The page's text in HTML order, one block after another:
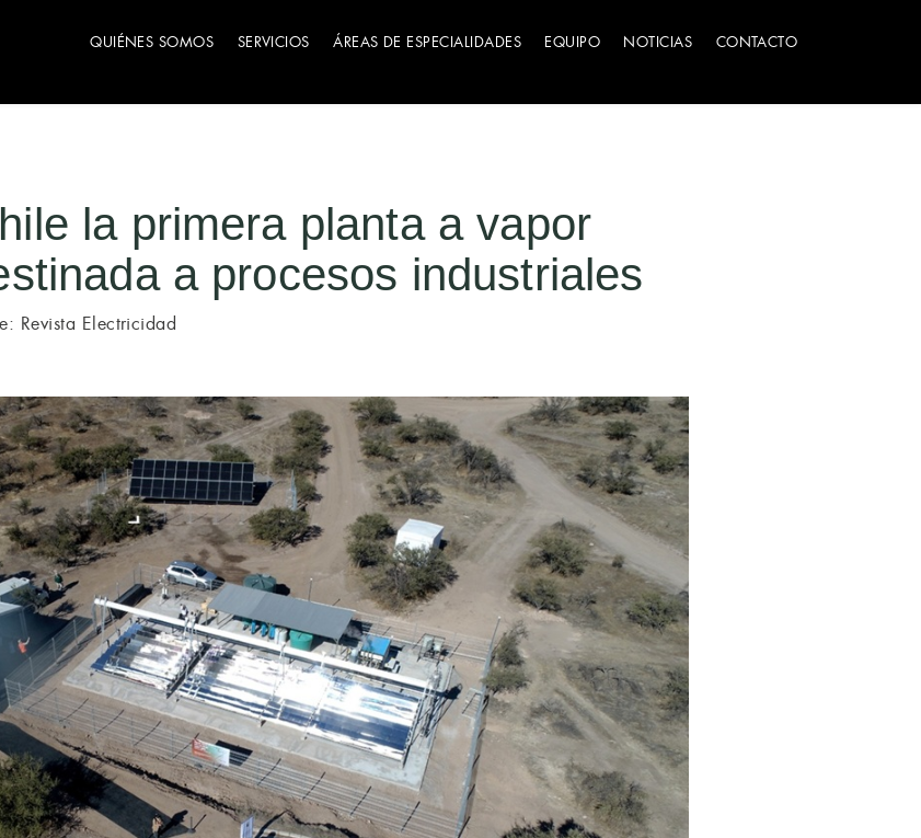
QUIÉNES SOMOS SERVICIOS ÁREAS DE ESPECIALIDADES EQUIPO NOTICIAS CONTACTO
la primera planta a vapor
a procesos industriales
Revista Electricidad